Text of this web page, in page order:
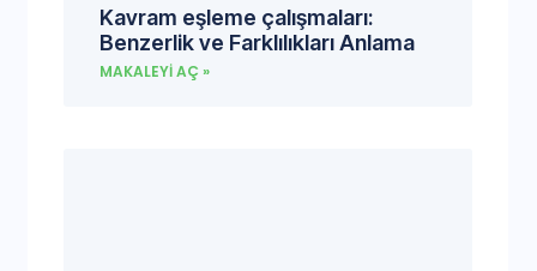
Kavram eşleme çalışmaları:
Benzerlik ve Farklılıkları Anlama
MAKALEYI AÇ »